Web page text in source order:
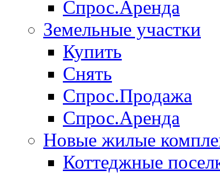
Спрос.Аренда
Земельные участки
Купить
Снять
Спрос.Продажа
Спрос.Аренда
Новые жилые
Коттеджные